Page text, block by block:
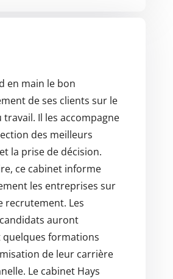
en main le bon
de ses clients sur le
travail. Il les accompagne
des meilleurs
la prise de décision.
ce cabinet informe
les entreprises sur
recrutement. Les
auront
quelques formations
de leur carrière
Le cabinet Hays